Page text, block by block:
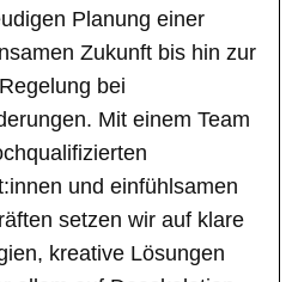
Planung einer
Zukunft bis hin zur
bei
Mit einem Team
und einfühlsamen
setzen wir auf klare
kreative Lösungen